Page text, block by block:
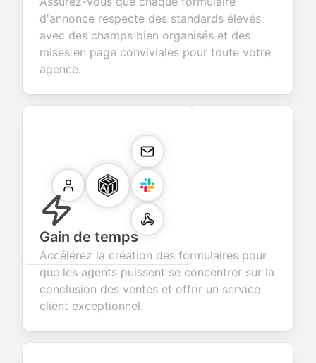
d'annonce respecte des standards élevés
avec des champs bien organisés et des
mises en page conviviales pour toute votre
agence.
Gain de temps
Accélérez la création des formulaires pour
que les agents puissent se concentrer sur la
conclusion des ventes et offrir un service
client exceptionnel.